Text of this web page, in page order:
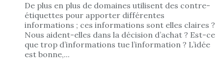
De plus en plus de domaines utilisent des contre-
étiquettes pour apporter différentes
informations ; ces informations sont elles claires ?
Nous aident-elles dans la décision d’achat ? Est-ce
que trop d’informations tue l’information ? L’idée
est bonne,...